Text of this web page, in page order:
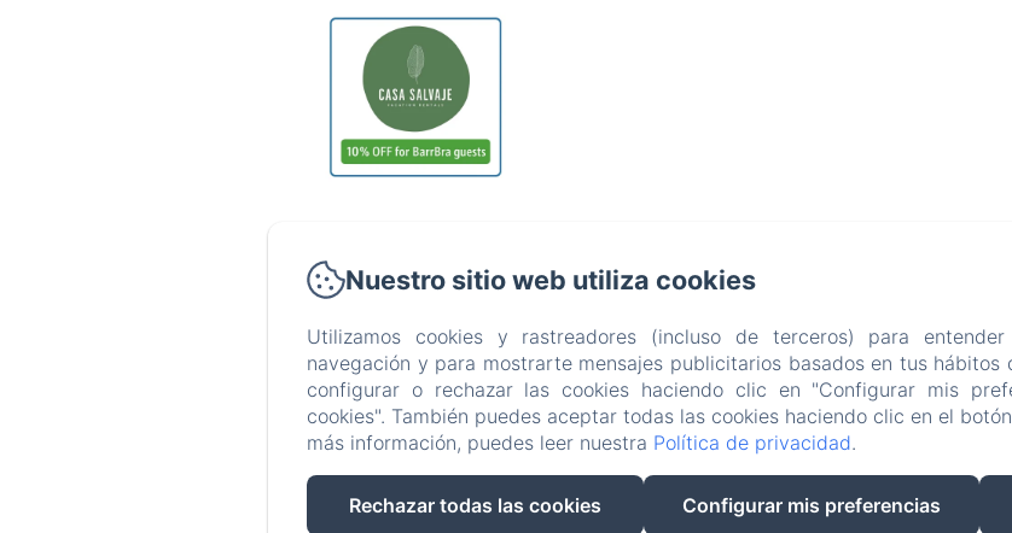
BARRBRA BNB
Calle 15a 39-1, Bocas del Toro, Provincia de Bocas del Toro, Bocas del Toro,
resabarrbra@gmail.com
507 69200688
Adults Only - Breakfast Included
Nuestro sitio web utiliza cookies
Utilizamos cookies y rastreadores (incluso de terceros) para
navegación y para mostrarte mensajes publicitarios basados en tus
configurar o rechazar las cookies haciendo clic en "Configurar mis
cookies". También puedes aceptar todas las cookies haciendo clic en el
más información, puedes leer nuestra Política de privacidad.
Rechazar todas las cookies Configurar mis preferencias